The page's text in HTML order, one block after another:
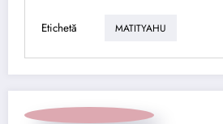
Etichetă MATITYAHU